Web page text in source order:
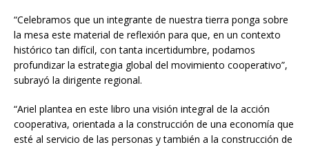
“Celebramos que un integrante de nuestra tierra ponga sobre
la mesa este material de reflexión para que, en un contexto
histórico tan difícil, con tanta incertidumbre, podamos
profundizar la estrategia global del movimiento cooperativo”,
subrayó la dirigente regional.
“Ariel plantea en este libro una visión integral de la acción
cooperativa, orientada a la construcción de una economía que
esté al servicio de las personas y también a la construcción de